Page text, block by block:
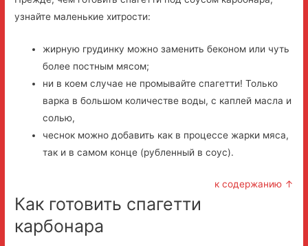
узнайте маленькие хитрости:
жирную грудинку можно заменить беконом или чуть
более постным мясом;
ни в коем случае не промывайте спагетти! Только
варка в большом количестве воды, с каплей масла и
солью,
чеснок можно добавить как в процессе жарки мяса,
так и в самом конце (рубленный в соус).
к содержанию ↑
Как готовить спагетти
карбонара